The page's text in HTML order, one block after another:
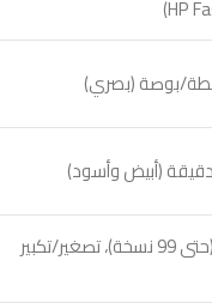
نسخ فردي / متعدد (حتى 99 نسخة)، تصغير/تكبير